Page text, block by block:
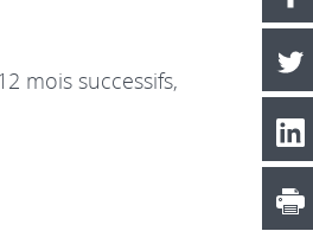
mois successifs,